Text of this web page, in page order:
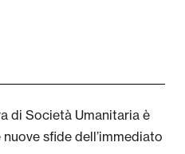
di Società Umanitaria è
sfide dell’immediato